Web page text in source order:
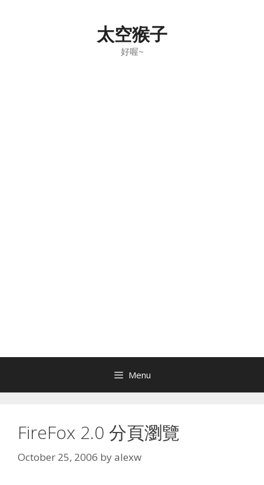
太空猴子
好喔~
Menu
FireFox 2.0 分頁瀏覽
October 25, 2006 byalexw